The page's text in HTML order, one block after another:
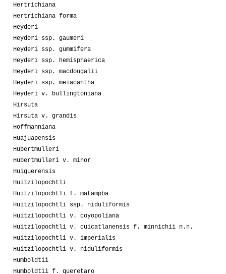
Hertrichiana
Hertrichiana forma
Heyderi
Heyderi ssp. gaumeri
Heyderi ssp. gummifera
Heyderi ssp. hemisphaerica
Heyderi ssp. macdougalii
Heyderi ssp. meiacantha
Heyderi v. bullingtoniana
Hirsuta
Hirsuta v. grandis
Hoffmanniana
Huajuapensis
Hubertmulleri
Hubertmulleri v. minor
Huiguerensis
Huitzilopochtli
Huitzilopochtli f. matampba
Huitzilopochtli ssp. niduliformis
Huitzilopochtli v. coyopoliana
Huitzilopochtli v. cuicatlanensis f. minnichii n.n.
Huitzilopochtli v. imperialis
Huitzilopochtli v. niduliformis
Humboldtii
Humboldtii f. queretaro